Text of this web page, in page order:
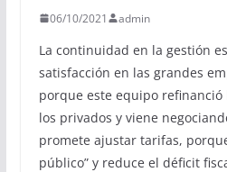
06/10/2021 admin
La continuidad en la gestión
satisfacción en las grandes
porque este equipo
los privados y viene
promete ajustar tarifas,
público” y reduce el déficit